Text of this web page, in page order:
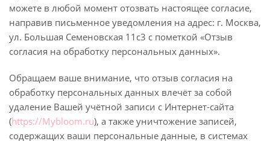
можете в любой момент отозвать настоящее согласие,
направив письменное уведомления на адрес: г. Москва,
ул. Большая Семеновская 11с3 с пометкой «Отзыв
согласия на обработку персональных данных».
Обращаем ваше внимание, что отзыв согласия на
обработку персональных данных влечёт за собой
удаление Вашей учётной записи с Интернет-сайта
(https://Mybloom.ru), а также уничтожение записей,
содержащих ваши персональные данные, в системах